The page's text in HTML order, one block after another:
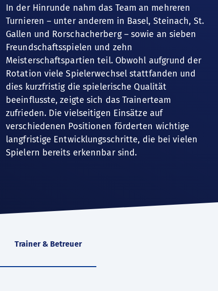
In der Hinrunde nahm das Team an mehreren
Turnieren – unter anderem in Basel, Steinach, St.
Gallen und Rorschacherberg – sowie an sieben
Freundschaftsspielen und zehn
Meisterschaftspartien teil. Obwohl aufgrund der
Rotation viele Spielerwechsel stattfanden und
dies kurzfristig die spielerische Qualität
beeinflusste, zeigte sich das Trainerteam
zufrieden. Die vielseitigen Einsätze auf
verschiedenen Positionen förderten wichtige
langfristige Entwicklungsschritte, die bei vielen
Spielern bereits erkennbar sind.
Trainer & Betreuer